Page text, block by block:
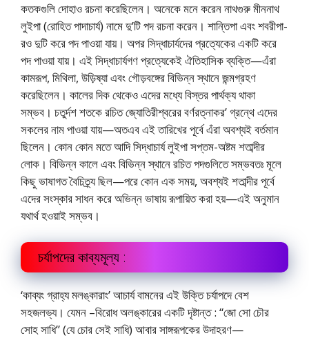
কতকগুলি দোহাও রচনা করেছিলেন। অনেকে মনে করেন নাথগুরু মীননাথ
লুইপা (রােহিত পাদাচাৰ্য) নামে দু’টি পদ রচনা করেন। শান্তিপা এবং শবরীপা-
রও দুটি করে পদ পাওয়া যায়। অপর সিদ্ধাচার্যদের প্রত্যেকের একটি করে
পদ পাওয়া যায়। এই সিদ্ধাচার্যগণ প্রত্যেকেই ঐতিহাসিক ব্যক্তি—এঁরা
কামরূপ, মিথিলা, উড়িষ্যা এবং গৌড়বঙ্গের বিভিন্ন স্থানে জন্মগ্রহণ
করেছিলেন। কালের দিক থেকেও এদের মধ্যে বিস্তর পার্থক্য থাকা
সম্ভব। চতুর্দশ শতকে রচিত জ্যোতিরীশ্বরের বর্ণরত্নাকর’ গ্রন্থে এদের
সকলের নাম পাওয়া যায়—অতএব এই তারিখের পূর্বে এঁরা অবশ্যই বর্তমান
ছিলেন। কোন কোন মতে আদি সিদ্ধাচার্য লুইপা সপ্তম-অষ্টম শতাব্দীর
লােক। বিভিন্ন কালে এবং বিভিন্ন স্থানে রচিত পদগুলিতে সম্ভবতঃ মূলে
কিছু ভাষাগত বৈচিত্র্য ছিল—পরে কোন এক সময়, অবশ্যই শতাব্দীর পূর্বে
এদের সংস্কার সাধন করে অভিন্ন ভাষায় রূপায়িত করা হয়—এই অনুমান
যথার্থ হওয়াই সম্ভব।
চর্যাপদের কাব্যমূল্য :
‘কাব্যং গ্রাহ্য মলঙ্কারাং’ আচার্য বামনের এই উক্তি চর্যাপদে বেশ
সহজলভ্য। যেমন –বিরোধ অলঙ্কারের একটি দৃষ্টান্ত : “জো সো চৌর
সোহ সাধি” (যে চোর সেই সাধি) আবার সাঙ্গরূপকের উদাহরণ—